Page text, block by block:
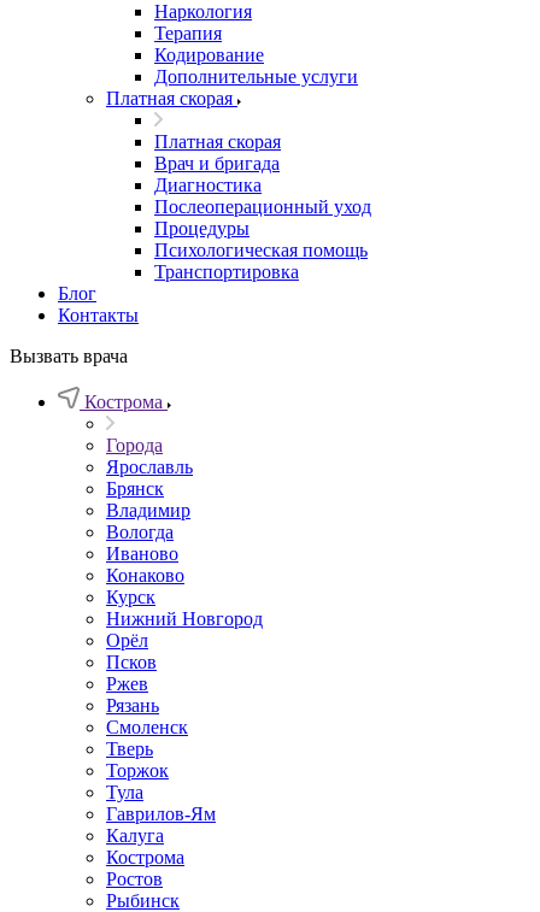
Наркология
Терапия
Кодирование
Дополнительные услуги
Платная скорая
Платная скорая
Врач и бригада
Диагностика
Послеоперационный уход
Процедуры
Психологическая помощь
Транспортировка
Блог
Контакты
Вызвать врача
Кострома
Города
Ярославль
Брянск
Владимир
Вологда
Иваново
Конаково
Курск
Нижний Новгород
Орёл
Псков
Ржев
Рязань
Смоленск
Тверь
Торжок
Тула
Гаврилов-Ям
Калуга
Кострома
Ростов
Рыбинск